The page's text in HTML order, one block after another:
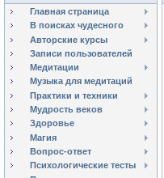
Главная страница
В поисках чудесного
Авторские курсы
Записи пользователей
Медитации
Музыка для медитаций
Практики и техники
Мудрость веков
Здоровье
Магия
Вопрос-ответ
Психологические тесты